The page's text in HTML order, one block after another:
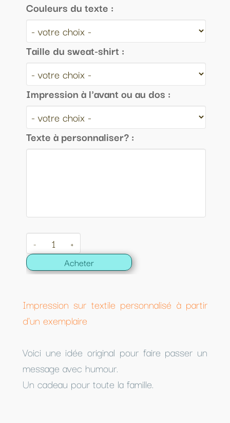
Couleurs du texte :
Taille du sweat-shirt :
Impression à l'avant ou au dos :
Texte à personnaliser? :
- +
Acheter
Impression sur textile personnalisé à partir
d'un exemplaire
Voici une idée original pour faire passer un
message avec humour.
Un cadeau pour toute la famille.